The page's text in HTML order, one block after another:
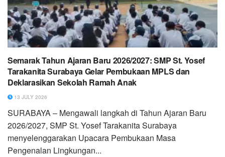
Semarak Tahun Ajaran Baru 2026/2027: SMP St. Yosef
Tarakanita Surabaya Gelar Pembukaan MPLS dan
Deklarasikan Sekolah Ramah Anak
13 JULY 2026
SURABAYA – Mengawali langkah di Tahun Ajaran Baru
2026/2027, SMP St. Yosef Tarakanita Surabaya
menyelenggarakan Upacara Pembukaan Masa
Pengenalan Lingkungan...